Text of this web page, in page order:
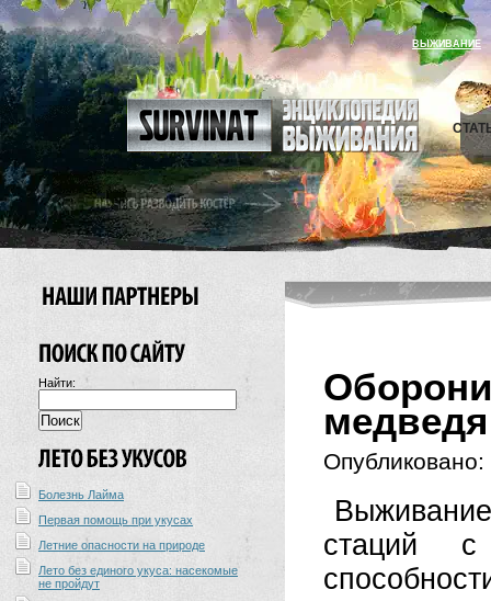
ВЫЖИВАНИЕ
Найти:
Болезнь Лайма
Первая помощь при укусах
Летние опасности на природе
Лето без единого укуса: насекомые
не пройдут
медведя
Опубликовано:
стаций